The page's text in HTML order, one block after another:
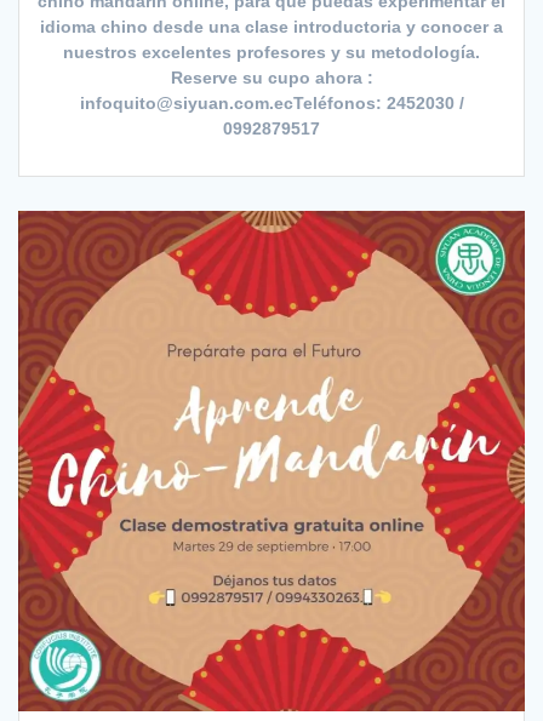
idioma chino desde una clase introductoria y conocer a
nuestros excelentes profesores y su metodología.
Reserve su cupo ahora :
infoquito@siyuan.com.ecTeléfonos: 2452030 /
0992879517